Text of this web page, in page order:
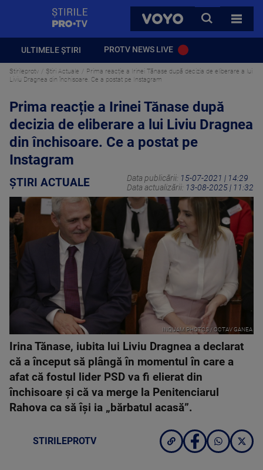
VOYO
CAUTA
TOATE
ULTIMELE ȘTIRI PROTV NEWS LIVE
Stirileprotv Știri Actuale
Prima reacție a Irinei Tănase după decizia de eliberare a lui
Liviu Dragnea din închisoare. Ce a postat pe Instagram
Prima reacție a Irinei Tănase după
decizia de eliberare a lui Liviu Dragnea
din închisoare. Ce a postat pe
Instagram
ȘTIRI ACTUALE Data publicării: 15-07-2021 | 14:29
Data actualizării: 13-08-2025 | 11:32
INQUAM PHOTOS / OCTAV GANEA
Irina Tănase, iubita lui Liviu Dragnea a declarat
că a început să plângă în momentul în care a
afat că fostul lider PSD va fi elierat din
închisoare și că va merge la Penitenciarul
Rahova ca să își ia „bărbatul acasă”.
STIRILEPROTV